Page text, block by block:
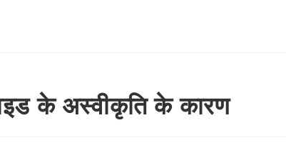
के अस्वीकृति के कारण